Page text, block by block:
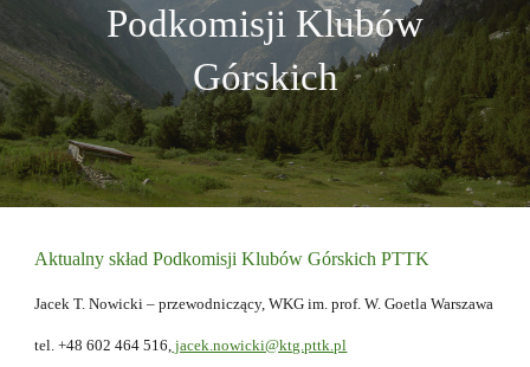
Podkomisji Klubów
Górskich
Aktualny skład Podkomisji Klubów Górskich PTTK
Jacek T. Nowicki – przewodniczący, WKG im. prof. W. Goetla Warszawa
tel. +48 602 464 516, jacek.nowicki@ktg.pttk.pl